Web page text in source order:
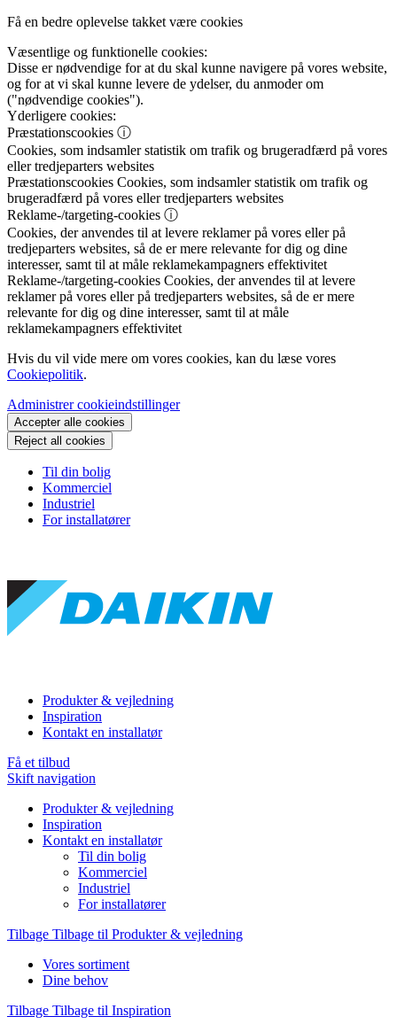
Få en bedre oplevelse takket være cookies
Væsentlige og funktionelle cookies:
Disse er nødvendige for at du skal kunne navigere på vores website,
og for at vi skal kunne levere de ydelser, du anmoder om
("nødvendige cookies").
Yderligere cookies:
Præstationscookies ⓘ
Cookies, som indsamler statistik om trafik og brugeradfærd på vores
eller tredjeparters websites
Præstationscookies Cookies, som indsamler statistik om trafik og
brugeradfærd på vores eller tredjeparters websites
Reklame-/targeting-cookies ⓘ
Cookies, der anvendes til at levere reklamer på vores eller på
tredjeparters websites, så de er mere relevante for dig og dine
interesser, samt til at måle reklamekampagners effektivitet
Reklame-/targeting-cookies Cookies, der anvendes til at levere
reklamer på vores eller på tredjeparters websites, så de er mere
relevante for dig og dine interesser, samt til at måle
reklamekampagners effektivitet
Hvis du vil vide mere om vores cookies, kan du læse vores
Cookiepolitik.
Administrer cookieindstillinger
Accepter alle cookies
Reject all cookies
Til din bolig
Kommerciel
Industriel
For installatører
Produkter & vejledning
Inspiration
Kontakt en installatør
Få et tilbud
Skift navigation
Produkter & vejledning
Inspiration
Kontakt en installatør
Til din bolig
Kommerciel
Industriel
For installatører
Tilbage Tilbage til Produkter & vejledning
Vores sortiment
Dine behov
Tilbage Tilbage til Inspiration